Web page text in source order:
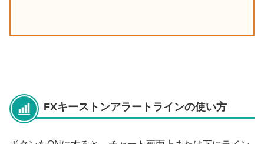
FXキーストンアラートラインの使い方